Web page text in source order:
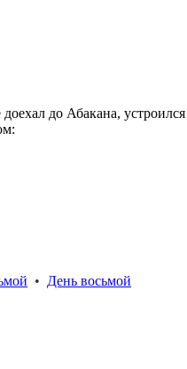
до Абакана,
• День восьмой